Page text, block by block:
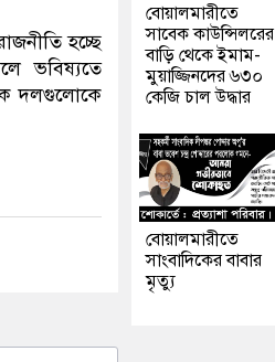
হচ্ছে
ভবিষ্যতে
দলগুলোকে
বোয়ালমারীতে
সাবেক কাউন্সিলরের
বাড়ি থেকে ইমাম-
মুয়াজ্জিনদের ৬৩০
কেজি চাল উদ্ধার
বোয়ালমারীতে
সাংবাদিকের বাবার
মৃত্যু